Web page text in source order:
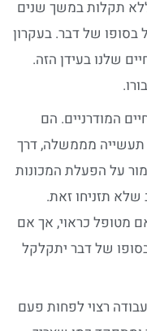
תקלות במשך שנים
של דבר. בעקרון
בעידן הזה.
המודרניים. הם
מממשלה, דרך
על הפעלת המכונות
תזניחו זאת.
כראוי, אך אם
של דבר יתקלקל
רצוי לפחות פעם